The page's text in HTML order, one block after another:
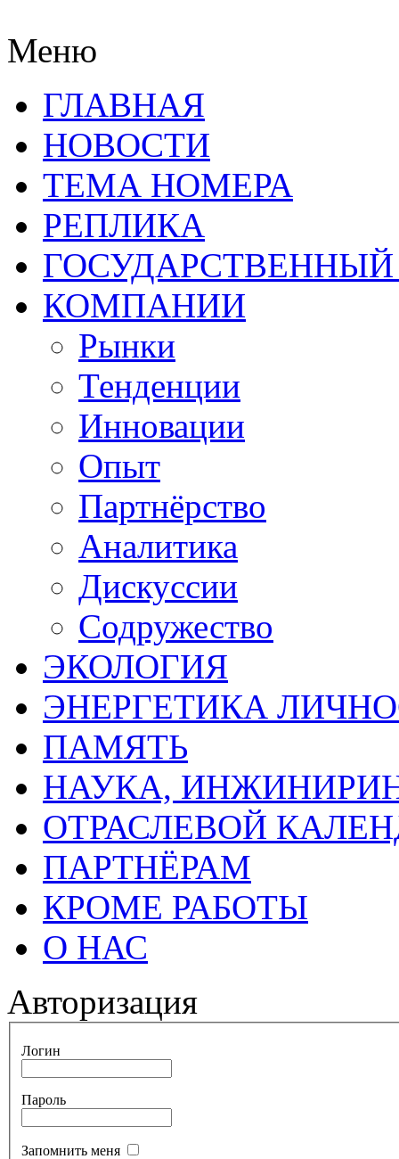
Меню
ГЛАВНАЯ
НОВОСТИ
ТЕМА НОМЕРА
РЕПЛИКА
КОМПАНИИ
Рынки
Тенденции
Инновации
Опыт
Партнёрство
Аналитика
Дискуссии
Содружество
ЭКОЛОГИЯ
ЭНЕРГЕТИКА
ПАМЯТЬ
НАУКА,
ОТРАСЛЕВОЙ
ПАРТНЁРАМ
КРОМЕ РАБОТЫ
О НАС
Авторизация
Логин
Пароль
Запомнить меня